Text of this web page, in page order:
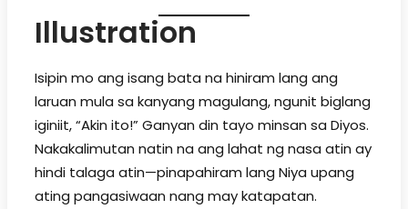
Illustration
Isipin mo ang isang bata na hiniram lang ang
laruan mula sa kanyang magulang, ngunit biglang
iginiit, “Akin ito!” Ganyan din tayo minsan sa Diyos.
Nakakalimutan natin na ang lahat ng nasa atin ay
hindi talaga atin—pinapahiram lang Niya upang
ating pangasiwaan nang may katapatan.